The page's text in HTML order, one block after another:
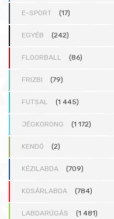
E-SPORT (17)
EGYÉB (242)
FLOORBALL (86)
FRIZBI (79)
FUTSAL (1 445)
JÉGKORONG (1 172)
KENDÓ (2)
KÉZILABDA (709)
KOSÁRLABDA (784)
LABDARÚGÁS (1 481)